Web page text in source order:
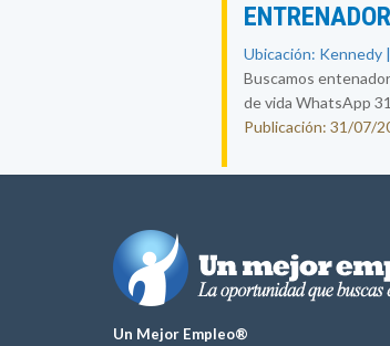
Ubicación: Kennedy
Buscamos
de vida WhatsApp
Publicación: 31/07/
Un Mejor Empleo®